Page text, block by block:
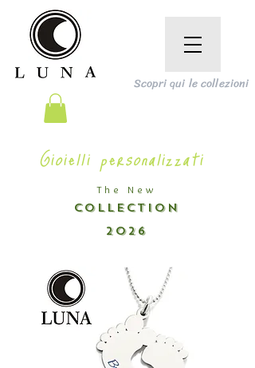
The New
COLLECTION
2026
Scopri qui le collezioni
Gioielli personalizzati